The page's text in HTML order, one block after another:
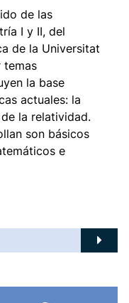
de las
I y II, del
de la Universitat
temas
la base
actuales: la
la relatividad.
son básicos
e